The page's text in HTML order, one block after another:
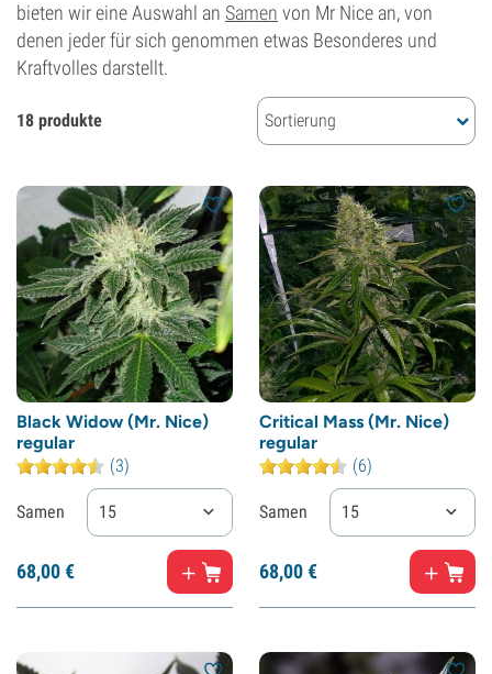
bieten wir eine Auswahl an Samen von Mr Nice an, von
denen jeder für sich genommen etwas Besonderes und
Kraftvolles darstellt.
18 produkte Sortierung
Black Widow (Mr. Nice)
regular
(3)
Samen 15
68,00€
Critical Mass (Mr. Nice)
regular
(6)
Samen 15
68,00€